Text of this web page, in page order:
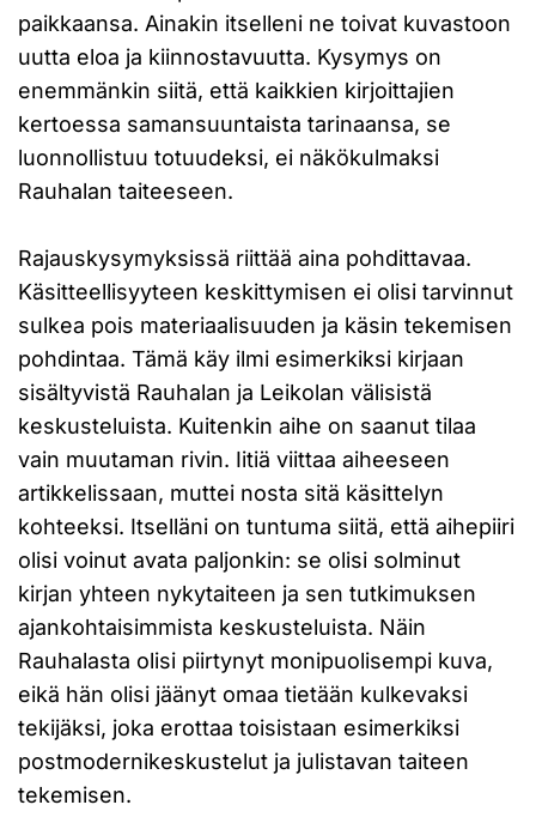
paikkaansa. Ainakin itselleni ne toivat kuvastoon
uutta eloa ja kiinnostavuutta. Kysymys on
enemmänkin siitä, että kaikkien kirjoittajien
kertoessa samansuuntaista tarinaansa, se
luonnollistuu totuudeksi, ei näkökulmaksi
Rauhalan taiteeseen.
Rajauskysymyksissä riittää aina pohdittavaa.
Käsitteellisyyteen keskittymisen ei olisi tarvinnut
sulkea pois materiaalisuuden ja käsin tekemisen
pohdintaa. Tämä käy ilmi esimerkiksi kirjaan
sisältyvistä Rauhalan ja Leikolan välisistä
keskusteluista. Kuitenkin aihe on saanut tilaa
vain muutaman rivin. Iitiä viittaa aiheeseen
artikkelissaan, muttei nosta sitä käsittelyn
kohteeksi. Itselläni on tuntuma siitä, että aihepiiri
olisi voinut avata paljonkin: se olisi solminut
kirjan yhteen nykytaiteen ja sen tutkimuksen
ajankohtaisimmista keskusteluista. Näin
Rauhalasta olisi piirtynyt monipuolisempi kuva,
eikä hän olisi jäänyt omaa tietään kulkevaksi
tekijäksi, joka erottaa toisistaan esimerkiksi
postmodernikeskustelut ja julistavan taiteen
tekemisen.